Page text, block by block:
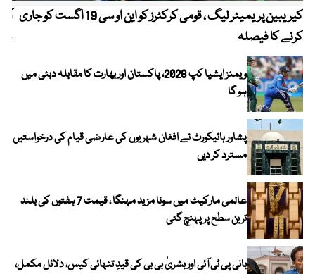
کیریبین پریمیئر لیگ ، قومی کرکٹرز کو این او سی 19 اگست کو جاری
کرنے کا فیصلہ
ویمنز ایشیا کپ 2026، پاکستان اور بھارت کا مقابلہ دبئی میں
ہو گا
پشاور ہائیکورٹ نے افغان شہریوں کی عارضی قیام کی درخواستیں
مسترد کر دیں
عالمی مارکیٹ میں سونا مزید مہنگا ، قیمت 7 ہفتوں کی بلند
ترین سطح پر پہنچ گئی
بانی پی ٹی آئی اور بشریٰ بی بی کی قیدِ تنہائی کیس، دلائل مکمل،